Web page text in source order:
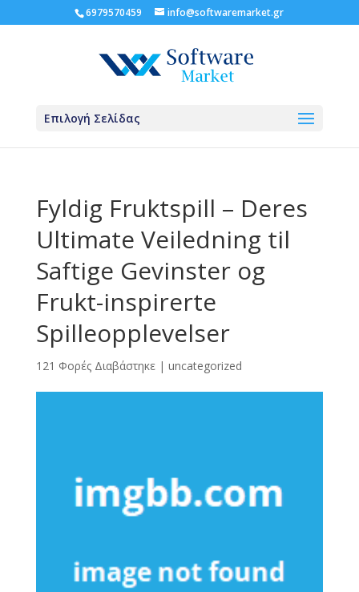
6979570459 info@softwaremarket.gr
Επιλογή Σελίδας
Fyldig Fruktspill – Deres
Ultimate Veiledning til
Saftige Gevinster og
Frukt-inspirerte
Spilleopplevelser
121 Φορές Διαβάστηκε| uncategorized